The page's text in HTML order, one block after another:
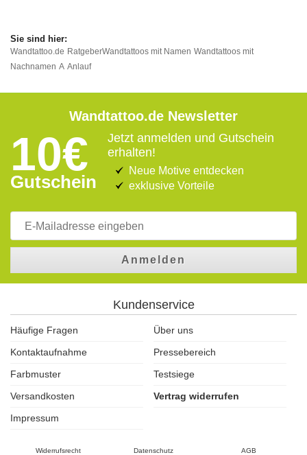
Wandtattoo.de RatgeberWandtattoos mit Namen Wandtattoos mit
Nachnamen A Anlauf
Wandtattoo.de Newsletter
10€
Gutschein
Jetzt anmelden und Gutschein
erhalten!
Neue Motive entdecken
exklusive Vorteile
Anmelden
Kundenservice
Häufige Fragen
Über uns
Kontaktaufnahme
Pressebereich
Farbmuster
Testsiege
Versandkosten
Vertrag widerrufen
Impressum
Widerrufsrecht Datenschutz AGB